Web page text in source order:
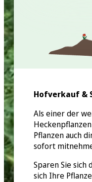
Hofverkauf &
Als einer der
Pflanzen auch
sofort
Sparen Sie sich
sich Ihre